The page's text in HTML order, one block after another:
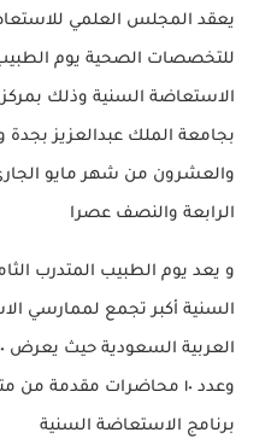
يعقد المجلس العلمي
للتخصصات الصحية يوم الطبيب
الاستعاضة السنية وذلك
بجامعة الملك عبدالعزيز
والعشرون من شهر مايو
الرابعة والنصف عصرا
و يعد يوم الطبيب المتدرب
السنية أكبر تجمع لممارسي
وعدد ١٠ محاضرات مقدمة
برنامج الاستعاضة السنية